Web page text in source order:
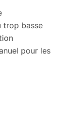
trop basse
pour les